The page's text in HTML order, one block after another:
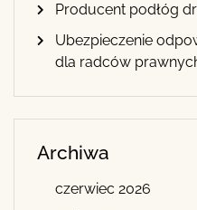
Producent podłóg
Ubezpieczenie
dla radców
Archiwa
czerwiec 2026